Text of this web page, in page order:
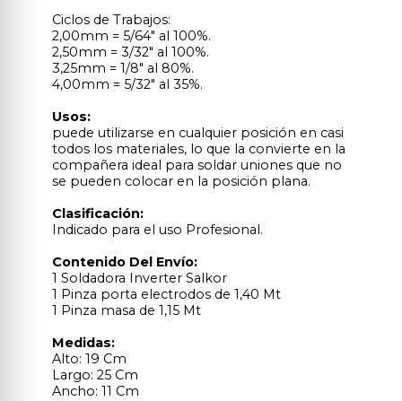
Ciclos de Trabajos:
2,00mm = 5/64" al 100%.
2,50mm = 3/32" al 100%.
3,25mm = 1/8" al 80%.
4,00mm = 5/32" al 35%.
Usos:
puede utilizarse en cualquier posición en casi
todos los materiales, lo que la convierte en la
compañera ideal para soldar uniones que no
se pueden colocar en la posición plana.
Clasificación:
Indicado para el uso Profesional.
Contenido Del Envío:
1 Soldadora Inverter Salkor
1 Pinza porta electrodos de 1,40 Mt
1 Pinza masa de 1,15 Mt
Medidas:
Alto: 19 Cm
Largo: 25 Cm
Ancho: 11 Cm